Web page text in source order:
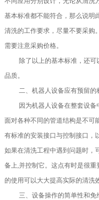
基本标准都不能符合，那么说明
清洗的工作要求，尽量不要采购
需要注意采购价格。
除了以上的基本标准，还
品质。
二、机器人设备应有预留的
因为机器人设备在整套设
面对各种不同的管道结构是不可
有标准的安装接口与控制接口，
如果在清洗工程中遇到问题时，
备上,并控制它。这点有时是很
的使用可以大大提高实际的清洗
三、设备操作的简单性和免